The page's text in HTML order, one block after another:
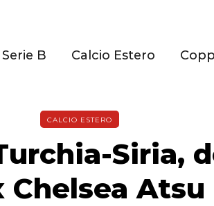
Serie B Calcio Estero
CALCIO ESTERO
Siria,
Chelsea Atsu